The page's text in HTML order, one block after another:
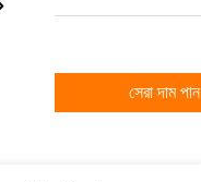
সেরা দাম পান